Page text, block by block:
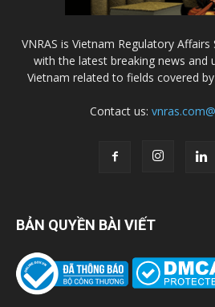
VNRAS is Vietnam Regulatory
with the latest breaking news and
Vietnam related to fields covered
Contact us:
BẢN QUYỀN BÀI VIẾT